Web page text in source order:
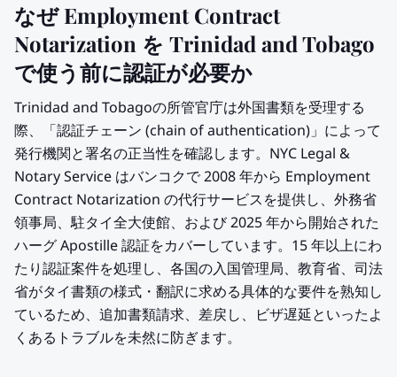
なぜ Employment Contract
Notarization を Trinidad and Tobago
で使う前に認証が必要か
Trinidad and Tobagoの所管官庁は外国書類を受理する
際、「認証チェーン (chain of authentication)」によって
発行機関と署名の正当性を確認します。NYC Legal &
Notary Service はバンコクで 2008 年から Employment
Contract Notarization の代行サービスを提供し、外務省
領事局、駐タイ全大使館、および 2025 年から開始された
ハーグ Apostille 認証をカバーしています。15 年以上にわ
たり認証案件を処理し、各国の入国管理局、教育省、司法
省がタイ書類の様式・翻訳に求める具体的な要件を熟知し
ているため、追加書類請求、差戻し、ビザ遅延といったよ
くあるトラブルを未然に防ぎます。